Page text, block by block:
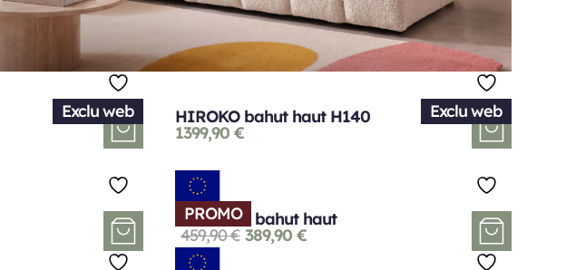
Exclu web Exclu web
HIROKO bahut haut H140
1399,90 €
PROMO
FORTUNA bahut haut
459,90€ 389,90 €